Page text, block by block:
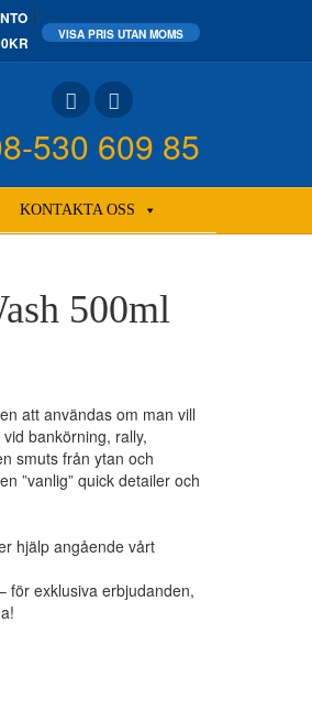
530 609 85
KONTAKTA OSS
500ml
att användas om man vill
bankörning, rally,
smuts från ytan och
”vanlig” quick detailer och
hjälp angående vårt
för exklusiva erbjudanden,